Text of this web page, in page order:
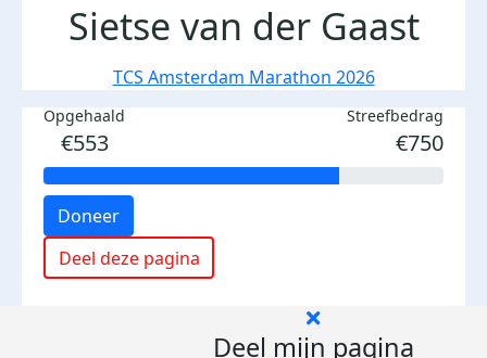
Sietse van der Gaast
TCS Amsterdam Marathon 2026
Opgehaald
€553
Streefbedrag
€750
Doneer
Deel deze pagina
Deel mijn pagina